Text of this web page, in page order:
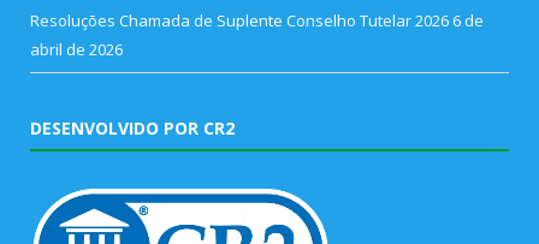
Resoluções Chamada de Suplente Conselho Tutelar 2026 6 de
abril de 2026
DESENVOLVIDO POR CR2